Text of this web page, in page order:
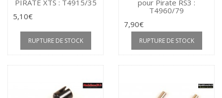
PIRATE XTS : T4915/35
5,10€
RUPTURE DE STOCK
pour Pirate RS3 :
T4960/79
7,90€
RUPTURE DE STOCK